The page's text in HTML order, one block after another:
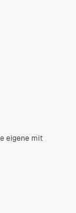
eigene mit